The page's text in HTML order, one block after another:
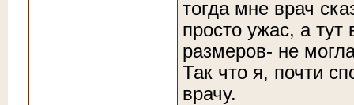
тогда мне врач
просто ужас, а
размеров- не
Так что я, почти
врачу.